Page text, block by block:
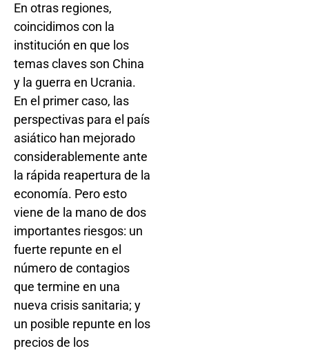
En otras regiones,
coincidimos con la
institución en que los
temas claves son China
y la guerra en Ucrania.
En el primer caso, las
perspectivas para el país
asiático han mejorado
considerablemente ante
la rápida reapertura de la
economía. Pero esto
viene de la mano de dos
importantes riesgos: un
fuerte repunte en el
número de contagios
que termine en una
nueva crisis sanitaria; y
un posible repunte en los
precios de los